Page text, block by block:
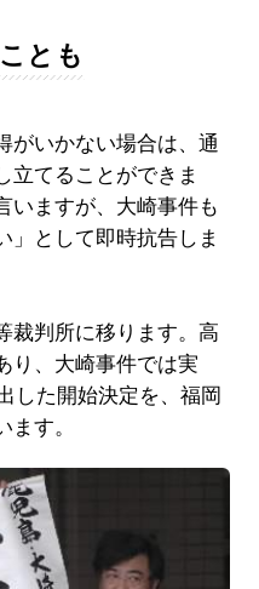
とも
いかない場合は、通
立てることができま
いますが、大崎事件も
」として即時抗告しま
判所に移ります。高
り、大崎事件では実
した開始決定を、福岡
す。